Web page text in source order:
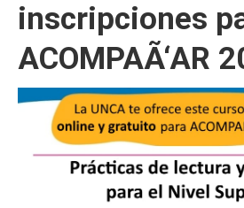
inscripciones
ACOMPAÃ‘AR